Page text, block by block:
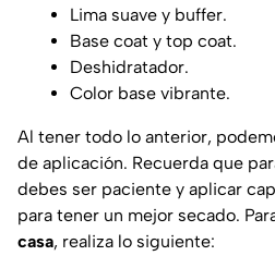
Lima suave y buffer.
Base coat y top coat.
Deshidratador.
Color base vibrante.
Al tener todo lo anterior,
de aplicación. Recuerda que
debes ser paciente y aplicar
para tener un mejor secado.
casa, realiza lo siguiente: